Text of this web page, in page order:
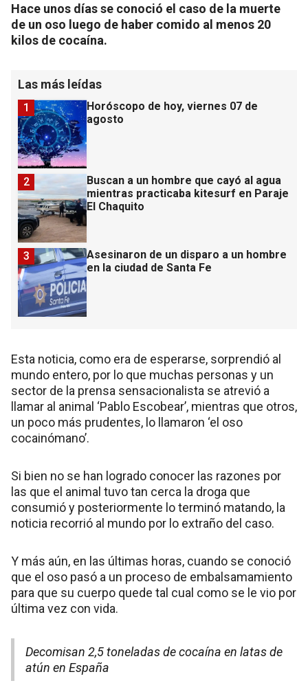
Hace unos días se conoció el caso de la muerte
de un oso luego de haber comido al menos 20
kilos de cocaína.
Las más leídas
Horóscopo de hoy, viernes 07 de
agosto
1
Buscan a un hombre que cayó al agua
mientras practicaba kitesurf en Paraje
El Chaquito
2
Asesinaron de un disparo a un hombre
en la ciudad de Santa Fe
3
Esta noticia, como era de esperarse, sorprendió al
mundo entero, por lo que muchas personas y un
sector de la prensa sensacionalista se atrevió a
llamar al animal ‘Pablo Escobear’, mientras que otros,
un poco más prudentes, lo llamaron ‘el oso
cocainómano’.
Si bien no se han logrado conocer las razones por
las que el animal tuvo tan cerca la droga que
consumió y posteriormente lo terminó matando, la
noticia recorrió al mundo por lo extraño del caso.
Y más aún, en las últimas horas, cuando se conoció
que el oso pasó a un proceso de embalsamamiento
para que su cuerpo quede tal cual como se le vio por
última vez con vida.
Decomisan 2,5 toneladas de cocaína en latas de
atún en España